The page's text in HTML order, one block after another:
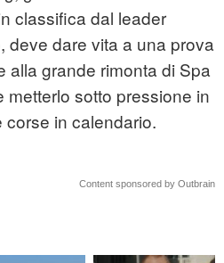
classifica dal leader
deve dare vita a una prova
alla grande rimonta di Spa
sotto pressione in
in calendario.
Content sponsored by Outbrain